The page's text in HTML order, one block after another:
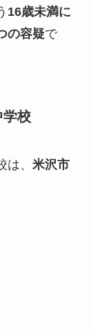
16歳未満に
の容疑で
学校
、 米沢市